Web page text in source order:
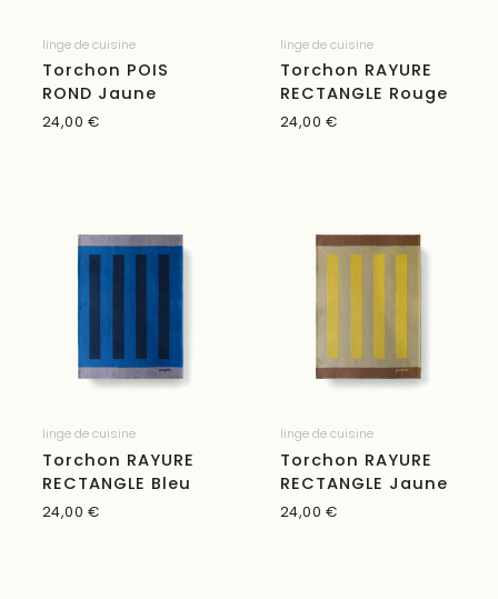
linge de cuisine
Torchon POIS
ROND Jaune
24,00 €
linge de cuisine
Torchon RAYURE
RECTANGLE Rouge
24,00 €
linge de cuisine
Torchon RAYURE
RECTANGLE Bleu
24,00 €
linge de cuisine
Torchon RAYURE
RECTANGLE Jaune
24,00 €